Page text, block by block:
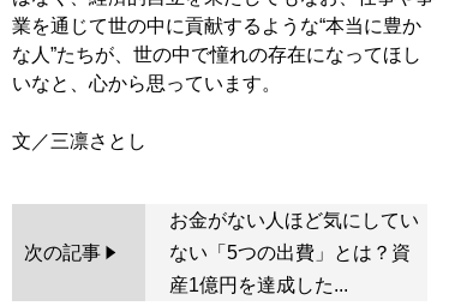
業を通じて世の中に貢献するような“本当に豊か
な人”たちが、世の中で憧れの存在になってほし
いなと、心から思っています。
次の記事
お金がない人ほど気にしてい
ない「5つの出費」とは？資
産1億円を達成した...